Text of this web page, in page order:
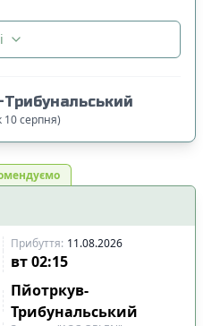
10 серпня)
Прибуття: 11.08.2026
вт 02:15
Пйотркув-
Трибунальський